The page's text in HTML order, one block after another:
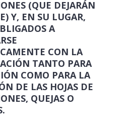
(QUE DEJARÁN
Y, EN SU LUGAR,
A
CON LA
TANTO PARA
COMO PARA LA
DE LAS HOJAS DE
QUEJAS O